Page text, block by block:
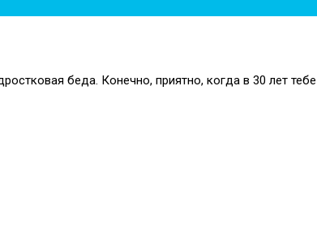
беда. Конечно, приятно, когда в 30 лет